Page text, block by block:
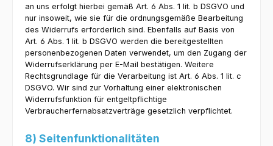
an uns erfolgt hierbei gemäß Art. 6 Abs. 1 lit. b DSGVO und
nur insoweit, wie sie für die ordnungsgemäße Bearbeitung
des Widerrufs erforderlich sind. Ebenfalls auf Basis von
Art. 6 Abs. 1 lit. b DSGVO werden die bereitgestellten
personenbezogenen Daten verwendet, um den Zugang der
Widerrufserklärung per E-Mail bestätigen. Weitere
Rechtsgrundlage für die Verarbeitung ist Art. 6 Abs. 1 lit. c
DSGVO. Wir sind zur Vorhaltung einer elektronischen
Widerrufsfunktion für entgeltpflichtige
Verbraucherfernabsatzverträge gesetzlich verpflichtet.
8) Seitenfunktionalitäten